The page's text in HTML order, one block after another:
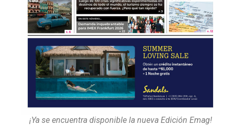
¡Ya se encuentra disponible la nueva Edición Emag!